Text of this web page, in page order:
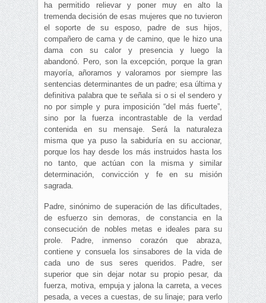
ha permitido relievar y poner muy en alto la
tremenda decisión de esas mujeres que no tuvieron
el soporte de su esposo, padre de sus hijos,
compañero de cama y de camino, que le hizo una
dama con su calor y presencia y luego la
abandonó. Pero, son la excepción, porque la gran
mayoría, añoramos y valoramos por siempre las
sentencias determinantes de un padre; esa última y
definitiva palabra que te señala si o si el sendero y
no por simple y pura imposición “del más fuerte”,
sino por la fuerza incontrastable de la verdad
contenida en su mensaje. Será la naturaleza
misma que ya puso la sabiduría en su accionar,
porque los hay desde los más instruidos hasta los
no tanto, que actúan con la misma y similar
determinación, convicción y fe en su misión
sagrada.
Padre, sinónimo de superación de las dificultades,
de esfuerzo sin demoras, de constancia en la
consecución de nobles metas e ideales para su
prole. Padre, inmenso corazón que abraza,
contiene y consuela los sinsabores de la vida de
cada uno de sus seres queridos. Padre, ser
superior que sin dejar notar su propio pesar, da
fuerza, motiva, empuja y jalona la carreta, a veces
pesada, a veces a cuestas, de su linaje; para verlo